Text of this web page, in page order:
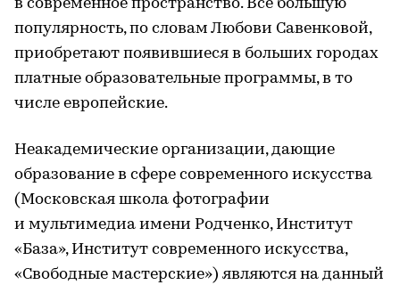
в современное пространство. Все большую
популярность, по словам Любови Савенковой,
приобретают появившиеся в больших городах
платные образовательные программы, в то
числе европейские.
Неакадемические организации, дающие
образование в сфере современного искусства
(Московская школа фотографии
и мультимедиа имени Родченко, Институт
«База», Институт современного искусства,
«Свободные мастерские») являются на данный